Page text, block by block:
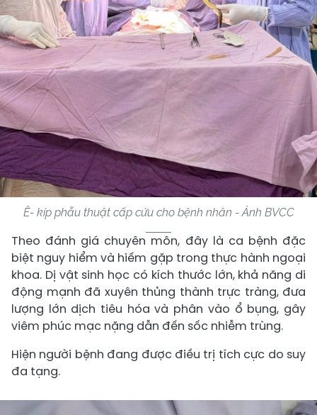
Ê- kíp phẫu thuật cấp cứu cho bệnh nhân - Ảnh BVCC
Theo đánh giá chuyên môn, đây là ca bệnh đặc
biệt nguy hiểm và hiếm gặp trong thực hành ngoại
khoa. Dị vật sinh học có kích thước lớn, khả năng di
động mạnh đã xuyên thủng thành trực tràng, đưa
lượng lớn dịch tiêu hóa và phân vào ổ bụng, gây
viêm phúc mạc nặng dẫn đến sốc nhiễm trùng.
Hiện người bệnh đang được điều trị tích cực do suy
đa tạng.